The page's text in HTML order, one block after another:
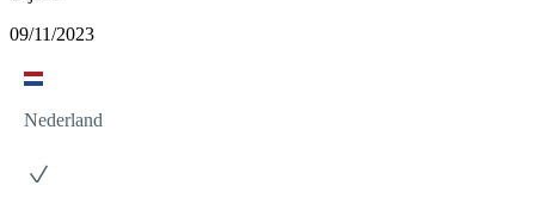
09/11/2023
Nederland